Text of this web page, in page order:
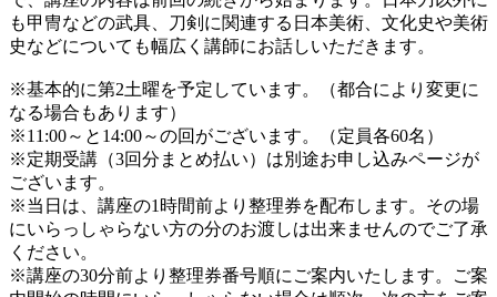
も甲冑などの武具、刀剣に関連する日本美術、文化史や美術
史などについても幅広く講師にお話しいただきます。
※基本的に第2土曜を予定しています。（都合により変更に
なる場合もあります）
※11:00～と14:00～の回がございます。（定員各60名）
※定期受講（3回分まとめ払い）は別途お申し込みページが
ございます。
※当日は、講座の1時間前より整理券を配布します。その場
にいらっしゃらない方の分のお渡しは出来ませんのでご了承
ください。
※講座の30分前より整理券番号順にご案内いたします。ご案